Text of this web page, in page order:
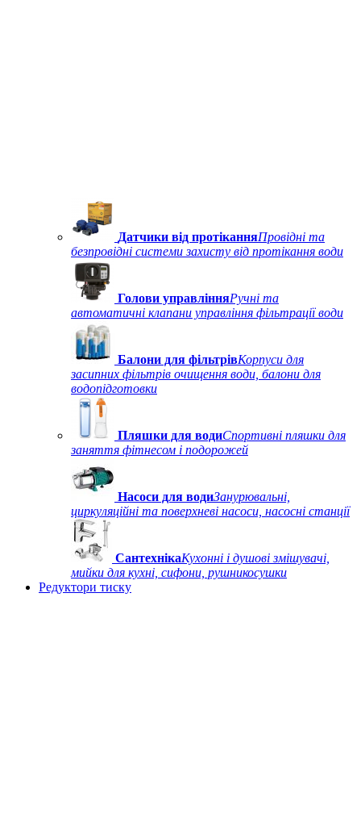
Датчики від протіканняПровідні та
безпровідні системи захисту від протікання води
Голови управлінняРучні та
автоматичні клапани управління фільтрації води
Балони для фільтрівКорпуси для
засипних фільтрів очищення води, балони для
водопідготовки
Пляшки для водиСпортивні пляшки для
заняття фітнесом і подорожей
Насоси для водиЗанурювальні,
циркуляційні та поверхневі насоси, насосні станції
СантехнікаКухонні і душові змішувачі,
мийки для кухні, сифони, рушникосушки
Редуктори тиску